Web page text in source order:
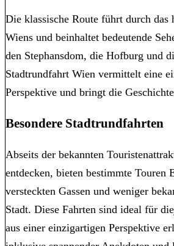
Die klassische Route führt durch das
Wiens und beinhaltet bedeutende
den Stephansdom, die Hofburg und
Stadtrundfahrt Wien vermittelt eine
Perspektive und bringt die
Besondere Stadtrundfahrten
Abseits der bekannten
entdecken, bieten bestimmte Touren
versteckten Gassen und weniger
Stadt. Diese Fahrten sind ideal für
aus einer einzigartigen Perspektive